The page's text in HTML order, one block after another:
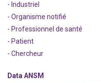
- Industriel
- Organisme notifié
- Professionnel de santé
- Patient
- Chercheur
Data ANSM